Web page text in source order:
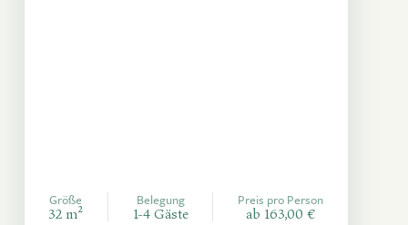
Größe
32 m²
Belegung
1-4 Gäste
Preis pro Person
ab 163,00 €